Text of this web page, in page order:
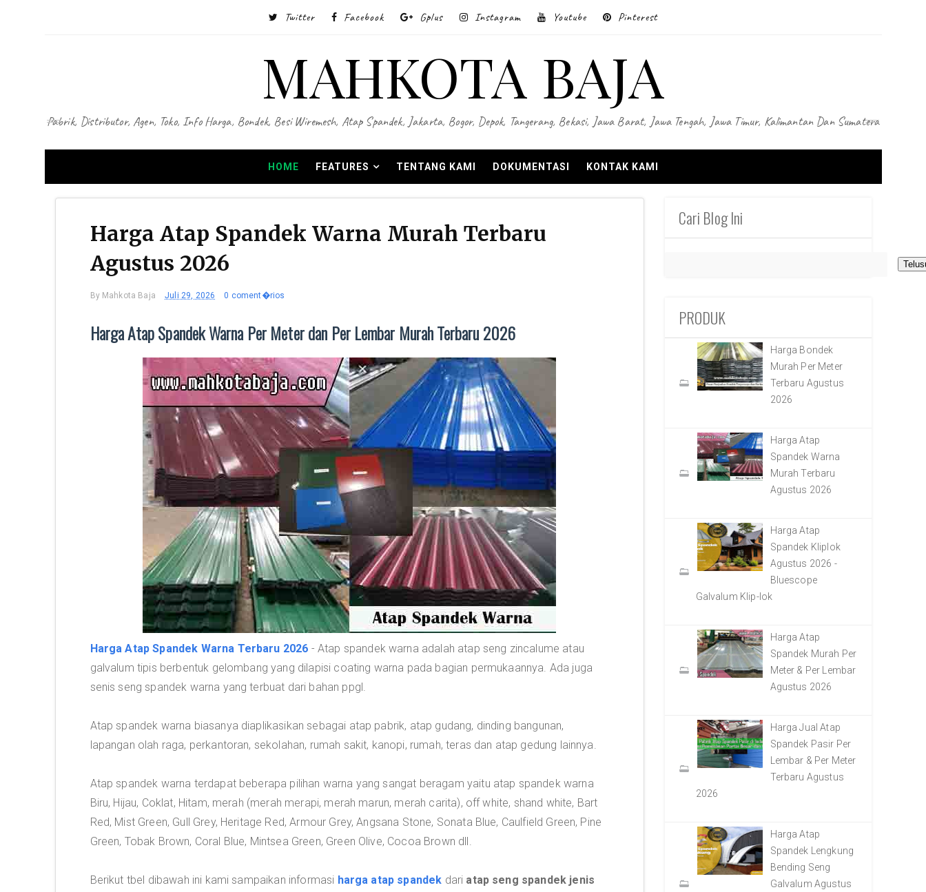
Twitter Facebook Gplus Instagram Youtube Pinterest
MAHKOTA BAJA
Pabrik, Distributor, Agen, Toko, Info Harga, Bondek, Besi Wiremesh, Atap Spandek, Jakarta, Bogor, Depok, Tangerang, Bekasi, Jawa Barat, Jawa Tengah, Jawa Timur, Kalimantan Dan Sumatera
HOME FEATURES TENTANG KAMI DOKUMENTASI KONTAK KAMI
Harga Atap Spandek Warna Murah Terbaru
Agustus 2026
By Mahkota Baja Juli 29, 2026 0 coment�rios
Harga Atap Spandek Warna Per Meter dan Per Lembar Murah Terbaru 2026
Harga Atap Spandek Warna Terbaru 2026 - Atap spandek warna adalah atap seng zincalume atau
galvalum tipis berbentuk gelombang yang dilapisi coating warna pada bagian permukaannya. Ada juga
senis seng spandek warna yang terbuat dari bahan ppgl.
Atap spandek warna biasanya diaplikasikan sebagai atap pabrik, atap gudang, dinding bangunan,
lapangan olah raga, perkantoran, sekolahan, rumah sakit, kanopi, rumah, teras dan atap gedung lainnya.
Atap spandek warna terdapat beberapa pilihan warna yang sangat beragam yaitu atap spandek warna
Biru, Hijau, Coklat, Hitam, merah (merah merapi, merah marun, merah carita), off white, shand white, Bart
Red, Mist Green, Gull Grey, Heritage Red, Armour Grey, Angsana Stone, Sonata Blue, Caulfield Green, Pine
Green, Tobak Brown, Coral Blue, Mintsea Green, Green Olive, Cocoa Brown dll.
Berikut tbel dibawah ini kami sampaikan informasi harga atap spandek dari atap seng spandek jenis
Cari Blog Ini
PRODUK
Harga Bondek
Murah Per Meter
Terbaru Agustus
2026
Harga Atap
Spandek Warna
Murah Terbaru
Agustus 2026
Harga Atap
Spandek Kliplok
Agustus 2026 -
Bluescope
Galvalum Klip-lok
Harga Atap
Spandek Murah Per
Meter & Per Lembar
Agustus 2026
Harga Jual Atap
Spandek Pasir Per
Lembar & Per Meter
Terbaru Agustus
2026
Harga Atap
Spandek Lengkung
Bending Seng
Galvalum Agustus